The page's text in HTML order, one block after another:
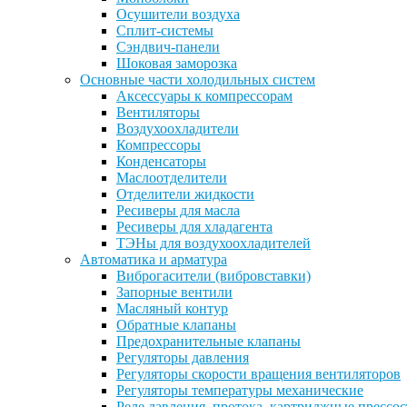
Осушители воздуха
Сплит-системы
Сэндвич-панели
Шоковая заморозка
Основные части холодильных систем
Аксессуары к компрессорам
Вентиляторы
Воздухоохладители
Компрессоры
Конденсаторы
Маслоотделители
Отделители жидкости
Ресиверы для масла
Ресиверы для хладагента
ТЭНы для воздухоохладителей
Автоматика и арматура
Виброгасители (вибровставки)
Запорные вентили
Масляный контур
Обратные клапаны
Предохранительные клапаны
Регуляторы давления
Регуляторы скорости вращения вентиляторов
Регуляторы температуры механические